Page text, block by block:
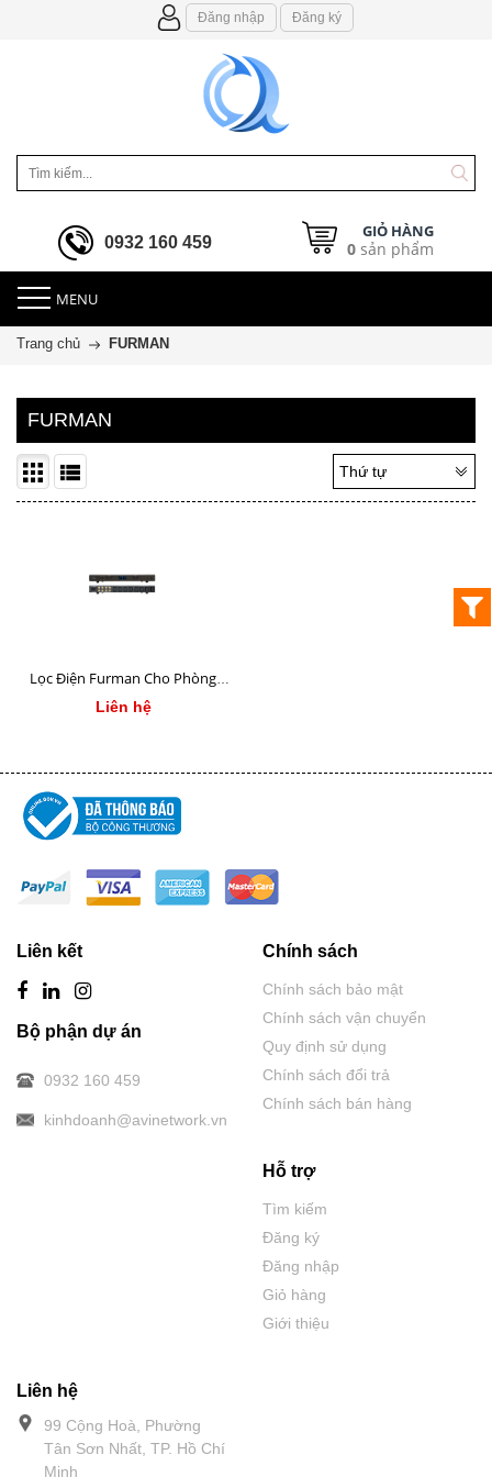
Đăng nhập Đăng ký
0932 160 459
GIỎ HÀNG
0sản phẩm
MENU
Trang chủ FURMAN
FURMAN
Thứ tự
Lọc Điện Furman Cho Phòng
Chiếu Phim
Liên hệ
Liên kết
Bộ phận dự án
0932 160 459
kinhdoanh@avinetwork.vn
Chính sách
Chính sách bảo mật
Chính sách vận chuyển
Quy định sử dụng
Chính sách đổi trả
Chính sách bán hàng
Hỗ trợ
Tìm kiếm
Đăng ký
Đăng nhập
Giỏ hàng
Giới thiệu
Liên hệ
99 Cộng Hoà, Phường
Tân Sơn Nhất, TP. Hồ Chí
Minh